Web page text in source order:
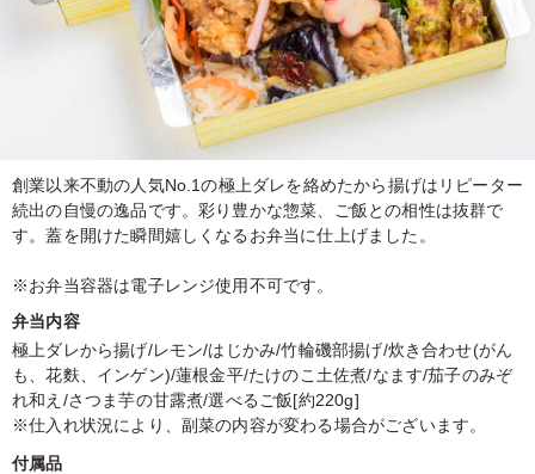
創業以来不動の人気No.1の極上ダレを絡めたから揚げはリピーター
続出の自慢の逸品です。彩り豊かな惣菜、ご飯との相性は抜群で
す。蓋を開けた瞬間嬉しくなるお弁当に仕上げました。
※お弁当容器は電子レンジ使用不可です。
弁当内容
極上ダレから揚げ/レモン/はじかみ/竹輪磯部揚げ/炊き合わせ(がん
も、花麩、インゲン)/蓮根金平/たけのこ土佐煮/なます/茄子のみぞ
れ和え/さつま芋の甘露煮/選べるご飯[約220g]
※仕入れ状況により、副菜の内容が変わる場合がございます。
付属品